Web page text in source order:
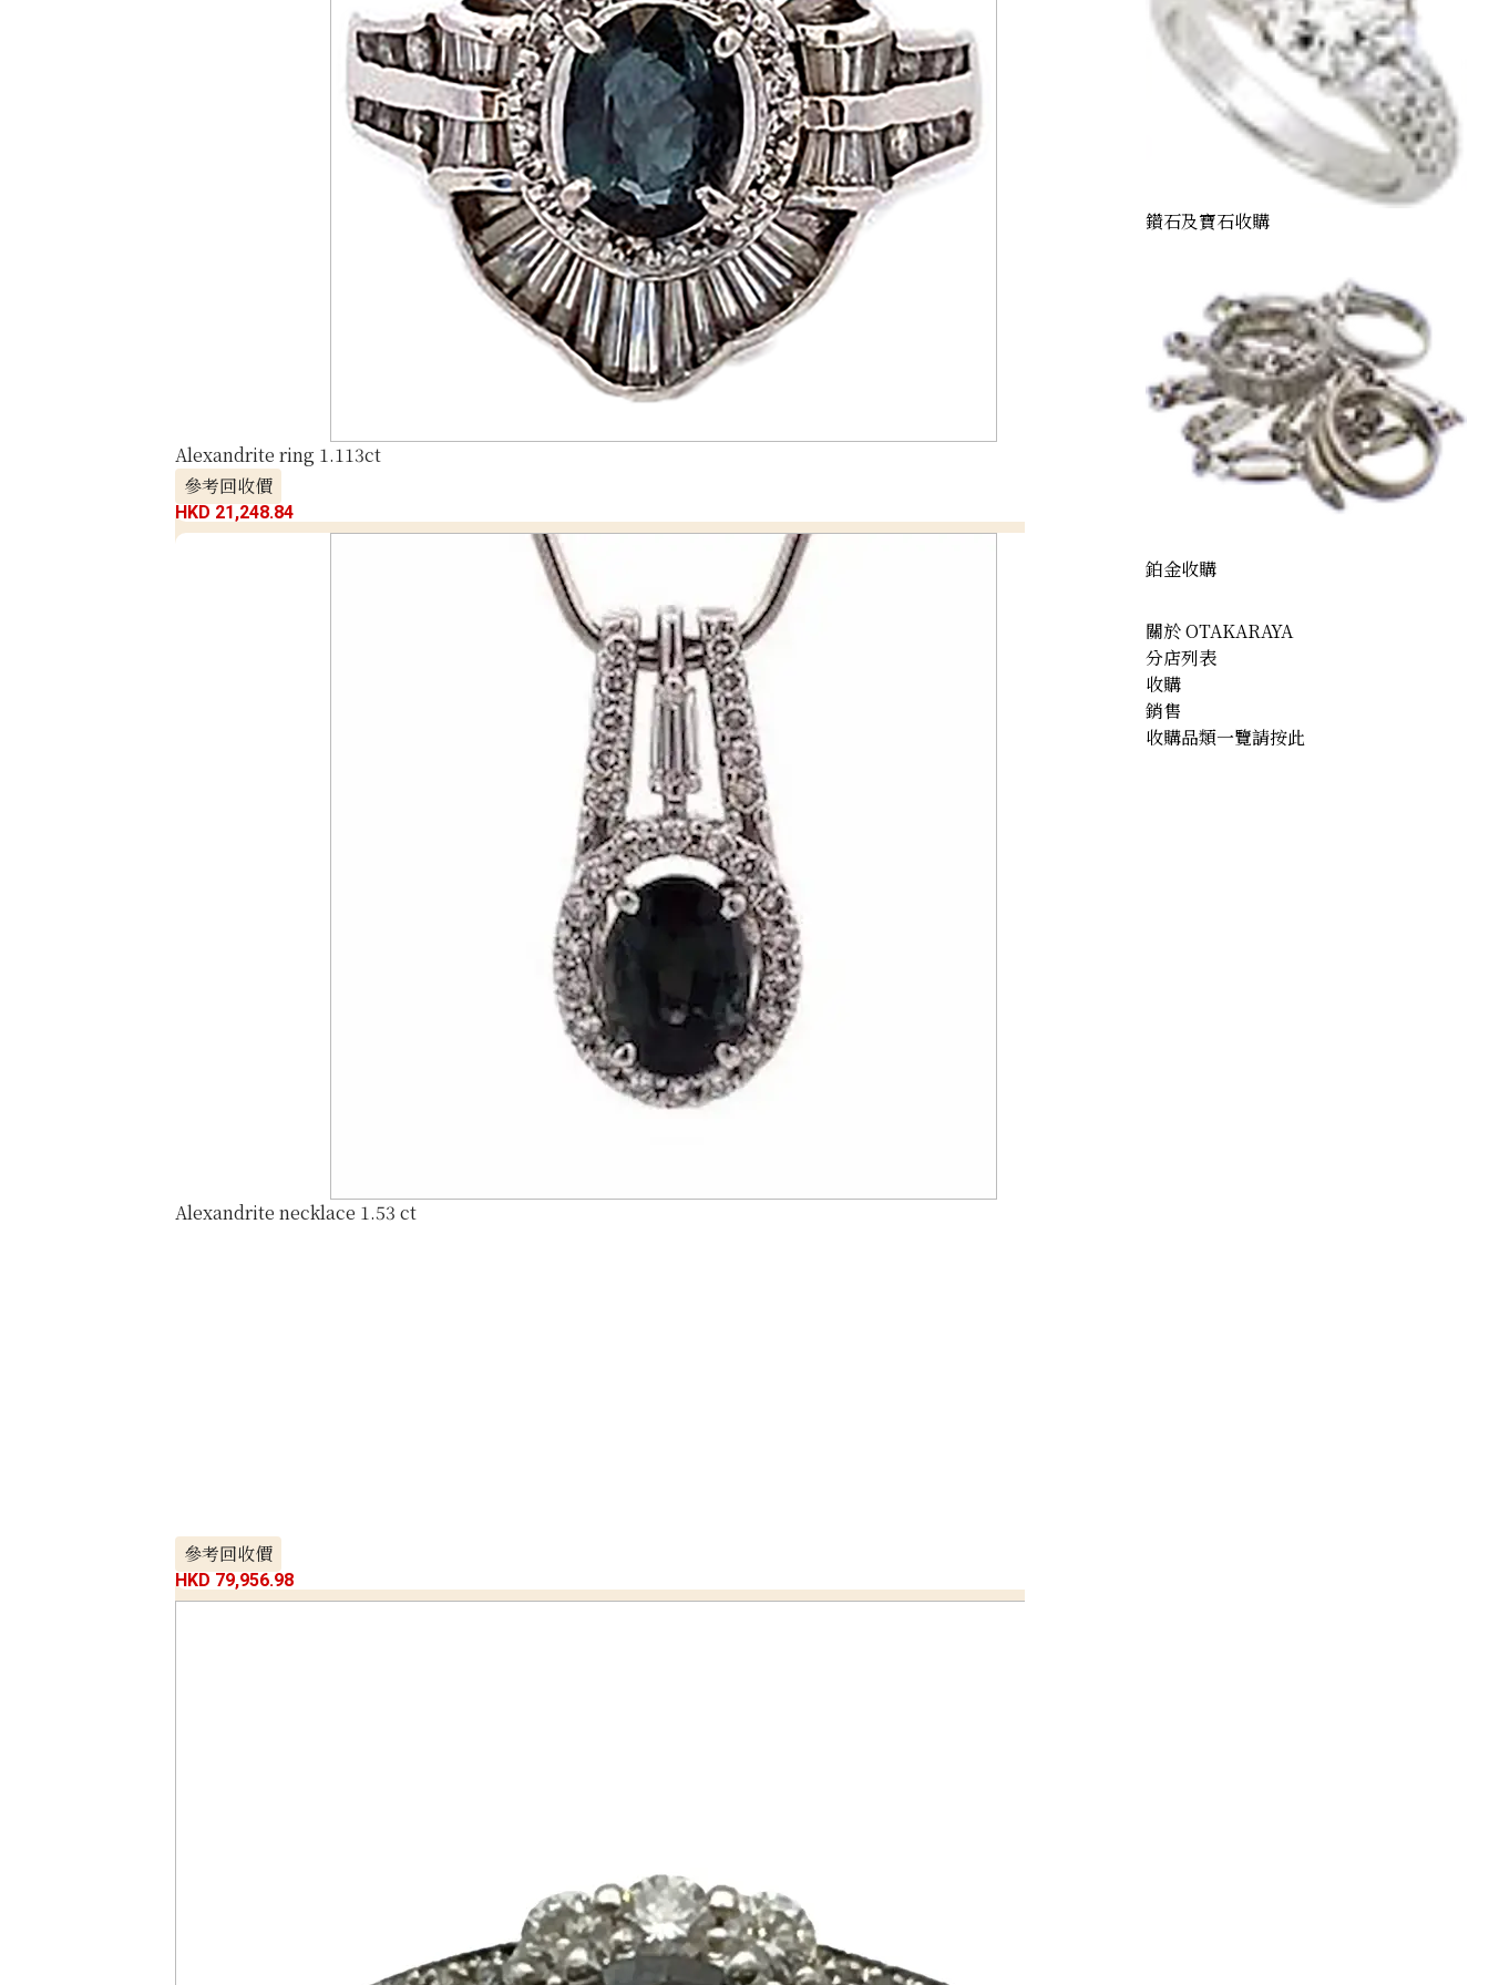
Alexandrite ring 1.113ct
參考回收價
HKD 21,248.84
Alexandrite necklace 1.37 ct
參考回收價
Alexandrite necklace 1.53 ct
參考回收價
HKD 79,956.98
鑽石及寶石收購
鉑金收購
關於 OTAKARAYA
分店列表
收購
銷售
收購品類一覽請按此